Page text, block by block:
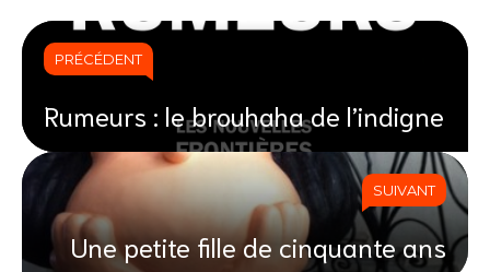
PRÉCÉDENT
Rumeurs : le brouhaha de l’indigne
SUIVANT
Une petite fille de cinquante ans